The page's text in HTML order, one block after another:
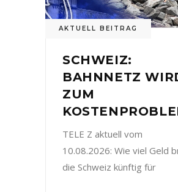
AKTUELL BEITRAG
SCHWEIZ:
BAHNNETZ
ZUM
TELE Z aktuell vom
10.08.2026: Wie viel Geld
die Schweiz künftig für